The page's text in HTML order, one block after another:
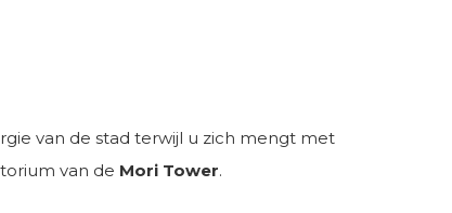
van de stad terwijl u zich mengt met
van de Mori Tower.